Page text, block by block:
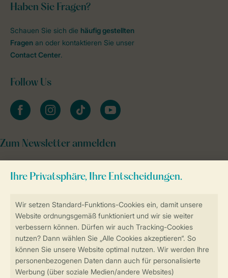
Sicher und schnell zur Online-Buchung
Sichere Datenübertragung
Sicheres Bezahlen
Haben Sie Fragen?
Schauen Sie sich die häufig gestellten
Fragen an oder kontaktieren Sie unser
Contact Center.
Follow Us
facebookinstagramtiktok youtube
Zum Newsletter anmelden